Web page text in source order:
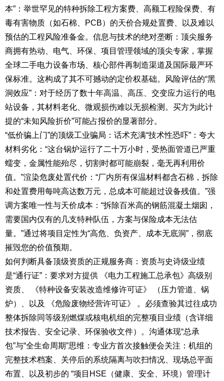
本”：举世罕见的特种拆除工程方案费、高额工程险保费、有
毒有害物质（如石棉、PCB）的天价合规处置费、以及难以
预估的工程风险准备金。信息与技术的绝对垄断：顶尖服务
商拥有热动、电气、环保、项目管理领域的顶尖专家，掌握
全球二手电力设备市场、核心部件再制造渠道及国际最严环
保标准。这构成了其不可撼动的定价权基础。风险评估的“黑
洞效应”：对于经历了数十年高温、高压、交变应力运行的电
站设备，其材料老化、微观损伤难以无损检测。买方为此计
提的“未知风险折价”可能占报价的显著部分。
“低价骗上门”的顶级工业骗局：话术充满“技术性恐吓”：夸大
材料劣化：“这台锅炉运行了二十万小时，受热面管道已严重
蠕变，金属性能殆尽，切割时都可能崩裂，毫无再利用价
值。”渲染危废处置代价：“厂内所有保温材料都含石棉，拆除
和处置费用每吨高达数万元，总成本可能超过设备残值。”强
调方案唯一性与天价成本：“拆除百米高的钢筋混凝土烟囱，
需要国内仅有的几支特种队伍，方案与保险成本无法估
量。”通过将项目定性为“高危、负资产、成本无底洞”，彻底
摧毁您的价值预期。
如何判断具备顶级资质的正规服务商：资质与史诗级业绩
是“通行证”：要求对方提供 《电力工程施工总承包》高级别
资质、 《特种设备安装改造维修许可证》 （压力管道、锅
炉）、以及 《危险废物经营许可证》 。必须查验其过往成功
整体拆除同等级别燃煤或核电机组的完整项目业绩（含详细
技术报告、安全记录、环保验收文件）。沟通体现“总承
包”与“全生命周期”思维：专业方首次接触便会关注：机组的
完整技术档案、关停后的系统隔离与吹扫情况、现场总平面
布置、以及初步的 “项目HSE（健康、安全、环境）管理计